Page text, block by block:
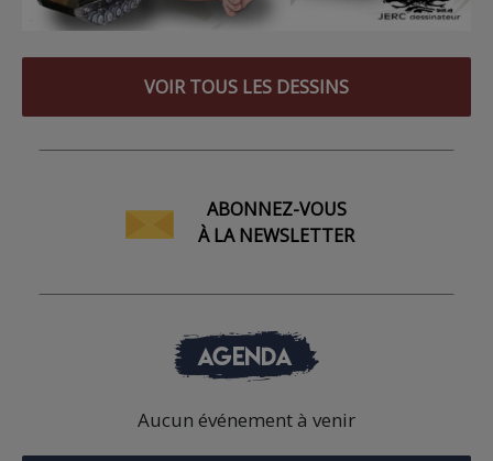
VOIR TOUS LES DESSINS
ABONNEZ-VOUS
À LA NEWSLETTER
AGENDA
Aucun événement à venir